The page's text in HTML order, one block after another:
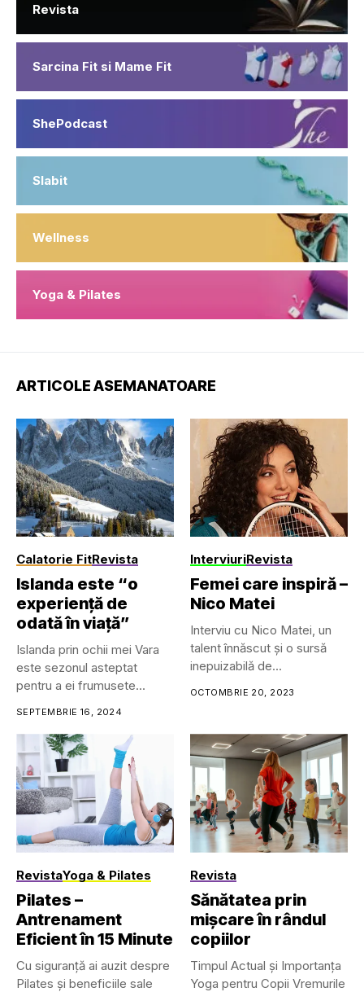
Revista
Sarcina Fit si Mame Fit
ShePodcast
Slabit
Wellness
Yoga & Pilates
ARTICOLE ASEMANATOARE
Calatorie FitRevista
Islanda este “o
experiență de
odată în viață”
Islanda prin ochii mei Vara
este sezonul asteptat
pentru a ei frumusete...
SEPTEMBRIE 16, 2024
InterviuriRevista
Femei care inspiră –
Nico Matei
Interviu cu Nico Matei, un
talent înnăscut și o sursă
inepuizabilă de...
OCTOMBRIE 20, 2023
RevistaYoga & Pilates
Pilates –
Antrenament
Eficient în 15 Minute
Cu siguranță ai auzit despre
Pilates și beneficiile sale
Revista
Sănătatea prin
mișcare în rândul
copiilor
Timpul Actual și Importanța
Yoga pentru Copii Vremurile